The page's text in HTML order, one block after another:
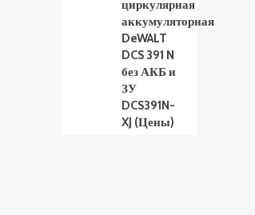
циркулярная
аккумуляторная
DeWALT
DCS 391 N
без АКБ и
ЗУ
DCS391N-
XJ (Цены)